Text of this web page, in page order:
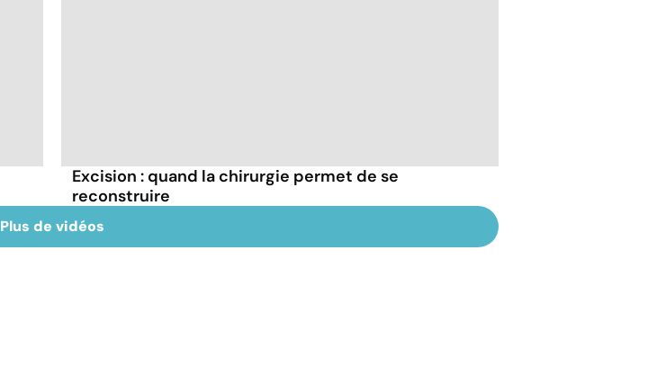
Excision : quand la chirurgie permet de se
reconstruire
Plus de vidéos